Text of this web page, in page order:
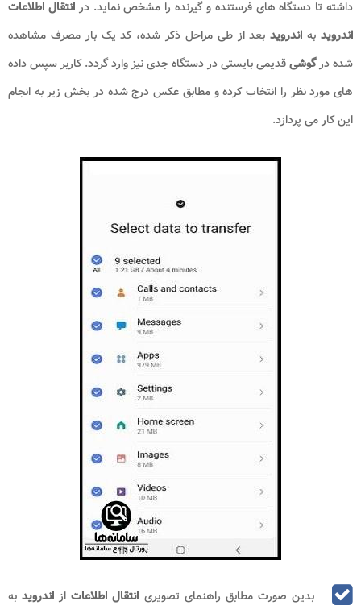
داشته تا دستگاه های فرستنده و گیرنده را مشخص نماید. درانتقال اطلاعات
اندروید به اندروید بعد از طی مراحل ذکر شده، کد یک بار مصرف مشاهده
شده درگوشیقدیمی بایستی در دستگاه جدی نیز وارد گردد. کاربر سپس داده
های مورد نظر را انتخاب کرده و مطابق عکس درج شده در بخش زیر به انجام
این کار می پردازد.
بدین صورت مطابق راهنمای تصویری انتقال اطلاعاتاز اندروید به